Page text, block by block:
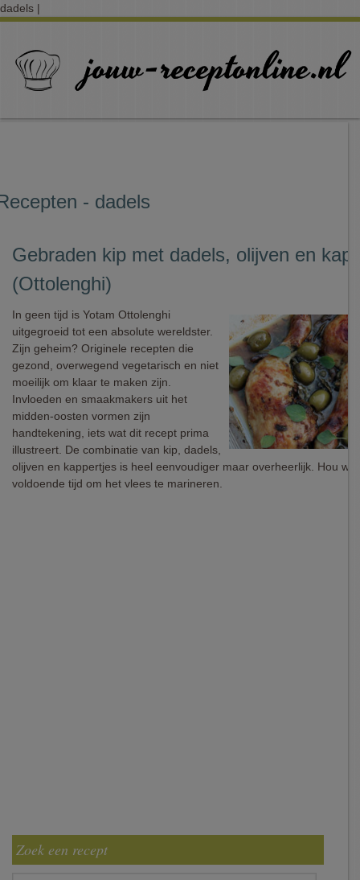
dadels |
- dadels
Gebraden kip met dadels, olijven en
(Ottolenghi)
In geen tijd is Yotam Ottolenghi
uitgegroeid tot een absolute wereldster.
Zijn geheim? Originele recepten die
gezond, overwegend vegetarisch en niet
moeilijk om klaar te maken zijn.
Invloeden en smaakmakers uit het
midden-oosten vormen zijn
handtekening, iets wat dit recept prima
illustreert. De combinatie van kip, dadels,
olijven en kappertjes is heel eenvoudiger maar overheerlijk. Hou
voldoende tijd om het vlees te marineren.
Zoek een recept